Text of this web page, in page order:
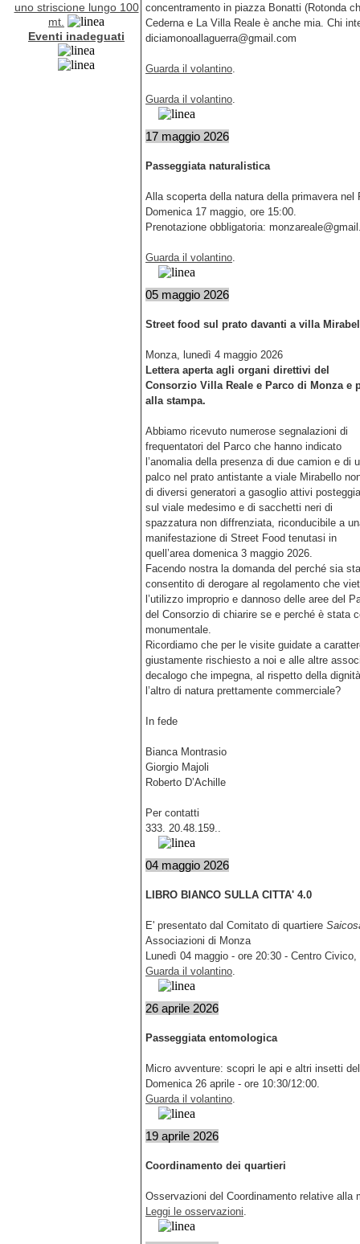
uno striscione lungo 100
mt.
Eventi inadeguati
concentramento in piazza Bonatti (Rotonda
Cederna e La Villa Reale è anche mia. Chi
diciamonoallaguerra@gmail.com
Guarda il volantino.
Guarda il volantino.
17 maggio 2026
Passeggiata naturalistica
Alla scoperta della natura della primavera nel
Domenica 17 maggio, ore 15:00.
Prenotazione obbligatoria:
Guarda il volantino.
05 maggio 2026
Street food sul prato davanti a villa
Monza, lunedì 4 maggio 2026
Lettera aperta agli organi direttivi del
Consorzio Villa Reale e Parco di Monza e
alla stampa.
Abbiamo ricevuto numerose segnalazioni di
frequentatori del Parco che hanno indicato
l’anomalia della presenza di due camion e di
palco nel prato antistante a viale Mirabello
di diversi generatori a gasoglio attivi
sul viale medesimo e di sacchetti neri di
spazzatura non diffrenziata, riconducibile a
manifestazione di Street Food tenutasi in
quell’area domenica 3 maggio 2026.
Facendo nostra la domanda del perché sia
consentito di derogare al regolamento che
l’utilizzo improprio e dannoso delle aree del
del Consorzio di chiarire se e perché è stata
monumentale.
Ricordiamo che per le visite guidate a
giustamente rischiesto a noi e alle altre
decalogo che impegna, al rispetto della
l’altro di natura prettamente commerciale?
In fede
Bianca Montrasio
Giorgio Majoli
Roberto D’Achille
Per contatti
333. 20.48.159..
04 maggio 2026
LIBRO BIANCO SULLA CITTA' 4.0
E' presentato dal Comitato di quartiere
Associazioni di Monza
Lunedì 04 maggio - ore 20:30 - Centro
Guarda il volantino.
26 aprile 2026
Passeggiata entomologica
Micro avventure: scopri le api e altri insetti
Domenica 26 aprile - ore 10:30/12:00.
Guarda il volantino.
19 aprile 2026
Coordinamento dei quartieri
Osservazioni del Coordinamento relative alla
Leggi le osservazioni.